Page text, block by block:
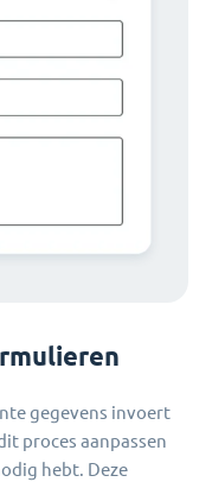
gegevens invoert
proces aanpassen
hebt. Deze